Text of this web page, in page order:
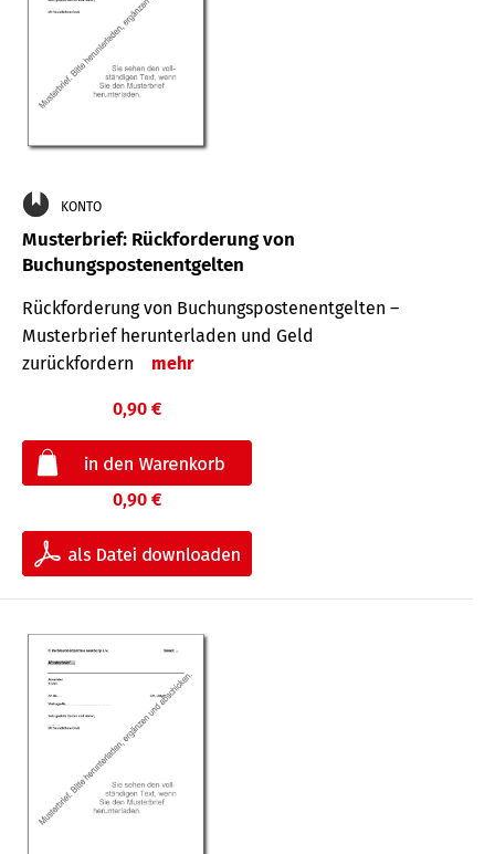
KONTO
Musterbrief: Rückforderung von
Buchungspostenentgelten
Rückforderung von Buchungspostenentgelten –
Musterbrief herunterladen und Geld
zurückfordern
mehr
0,90 €
0,90 €